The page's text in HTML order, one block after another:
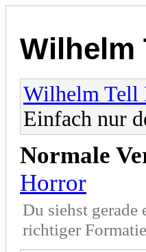
Wilhelm
Wilhelm Tell
Einfach nur
Normale
Horror
Du siehst
richtiger